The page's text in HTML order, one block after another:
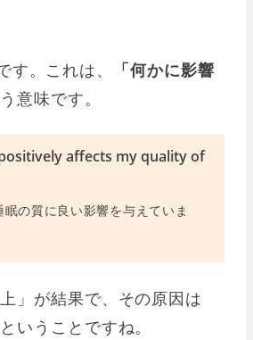
。これは、
「何かに影響
意味です。
affects my quality of
眠の質に良い影響を与えていま
」が結果で、その原因は
いうことですね。